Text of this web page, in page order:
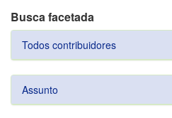
Busca facetada
Todos contribuidores
Assunto